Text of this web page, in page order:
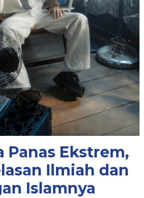
Panas Ekstrem,
Ilmiah dan
Islamnya